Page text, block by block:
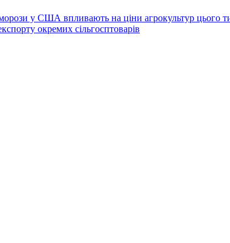
у США впливають на ціни агрокультур цього
окремих сільгосптоварів